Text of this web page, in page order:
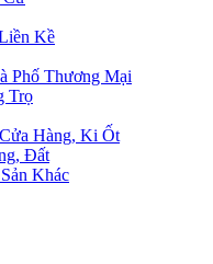
Kề
Phố Thương Mại
Trọ
Hàng, Ki Ốt
Đất
Khác